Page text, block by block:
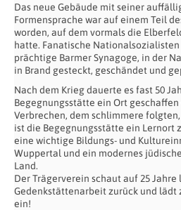
Das neue Gebäude mit seiner
Formensprache war auf einem Teil
worden, auf dem vormals die
hatte. Fanatische
prächtige Barmer Synagoge, in der
in Brand gesteckt, geschändet und
Nach dem Krieg dauerte es fast 50
Begegnungsstätte ein Ort geschaffen
Verbrechen, dem schlimmere
ist die Begegnungsstätte ein Lernort
eine wichtige Bildungs- und
Wuppertal und ein modernes
Land.
Der Trägerverein schaut auf 25
Gedenkstättenarbeit zurück und lädt
ein!